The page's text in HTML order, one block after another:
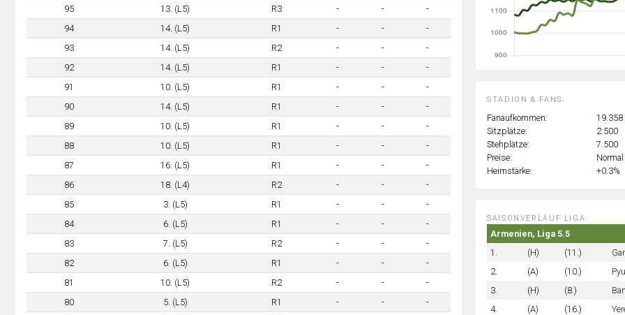
95
13. (L5) R3 - -
-
94
14. (L5) R1 - -
-
93
14. (L5) R2 - -
-
92
14. (L5) R1 - -
-
91
10. (L5) R1 - -
-
90
14. (L5) R1 - -
-
89
10. (L5) R1 - -
-
88
10. (L5) R1 - -
-
87
16. (L5) R1 - -
-
86
18. (L4) R2 - -
-
85
3. (L5) R1 - -
-
84
6. (L5) R1 - -
-
83
7. (L5) R2 - -
-
82
6. (L5) R1 - -
-
81
10. (L5) R2 - -
-
80
5. (L5) R1 - -
-
STADION & FANS:
Fanaufkommen:
19.358
Sitzplätze:
2.500
Stehplätze:
7.500
Preise:
Normal
Heimstärke:
+0.3%
SAISONVERLAUF LIGA:
Armenien, Liga 5.5
1.
(H) (11.)
2.
(A) (10.)
3.
(H) (8.)
4.
(A) (16.)